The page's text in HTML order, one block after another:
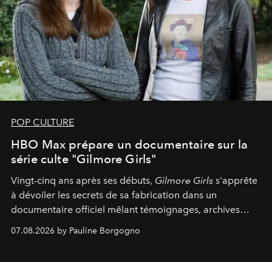
POP CULTURE
HBO Max prépare un documentaire sur la
série culte "Gilmore Girls"
Vingt-cinq ans après ses débuts, Gilmore Girls s'apprête
à dévoiler les secrets de sa fabrication dans un
documentaire officiel mêlant témoignages, archives
inédites et plongée dans les coulisses d'un phénomène
générationnel.
07.08.2026 by Pauline Borgogno